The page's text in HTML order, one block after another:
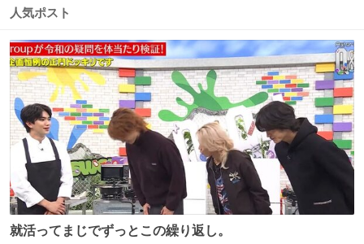
数
ス
数
人気ポスト
就活ってまじでずっとこの繰り返し。